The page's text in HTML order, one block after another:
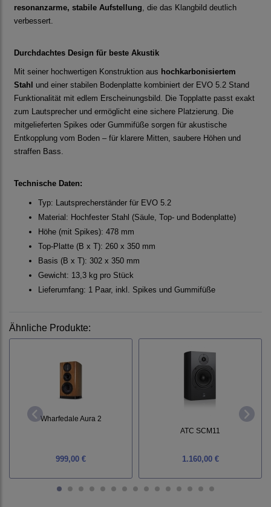
resonanzarme, stabile Aufstellung, die das Klangbild deutlich
verbessert.
Durchdachtes Design für beste Akustik
Mit seiner hochwertigen Konstruktion aus hochkarbonisiertem
Stahl
und einer stabilen Bodenplatte kombiniert der EVO 5.2 Stand
Funktionalität mit edlem Erscheinungsbild. Die Topplatte passt exakt
zum Lautsprecher und ermöglicht eine sichere Platzierung. Die
mitgelieferten Spikes oder Gummifüße sorgen für akustische
Entkopplung vom Boden – für klarere Mitten, saubere Höhen und
straffen Bass.
Technische Daten:
Typ: Lautsprecherständer für EVO 5.2
Material: Hochfester Stahl (Säule, Top- und Bodenplatte)
Höhe (mit Spikes): 478 mm
Top-Platte (B x T): 260 x 350 mm
Basis (B x T): 302 x 350 mm
Gewicht: 13,3 kg pro Stück
Lieferumfang: 1 Paar, inkl. Spikes und Gummifüße
Ähnliche Produkte:
Wharfedale Aura 2
999,00 €
ATC SCM11
1.160,00 €